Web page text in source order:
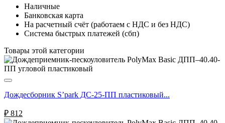
Наличные
Банковская карта
На расчетный счёт (работаем с НДС и без НДС)
Система быстрых платежей (сбп)
Товары этой категории
Дождесборник S’park ДС-25-ПП пластиковый...
₽ 812